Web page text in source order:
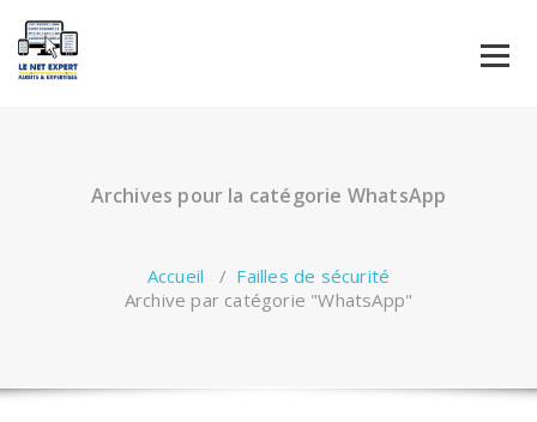
au
contenu
Archives pour la catégorie WhatsApp
Accueil / Failles de sécurité
Archive par catégorie "WhatsApp"